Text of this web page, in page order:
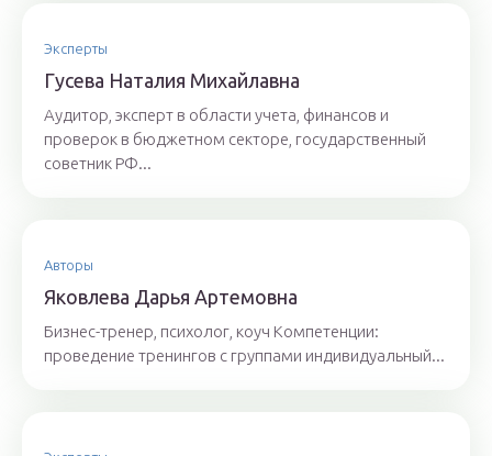
Эксперты
Гyсeвa Нaтaлия Михaйлaвнa
Аудитор, эксперт в области учета, финансов и
проверок в бюджетном секторе, государственный
советник РФ...
Авторы
Якoвлeвa Дapья Aртeмoвнa
Бизнес-тренер, психолог, коуч Компетенции:
проведение тренингов с группами индивидуальный...